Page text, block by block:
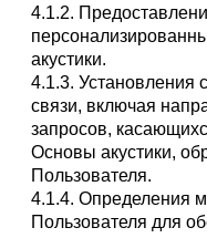
4.1.2.
акустики.
4.1.3. Установления
связи, включая
запросов,
Основы акустики,
Пользователя.
4.1.4. Определения
Пользователя для